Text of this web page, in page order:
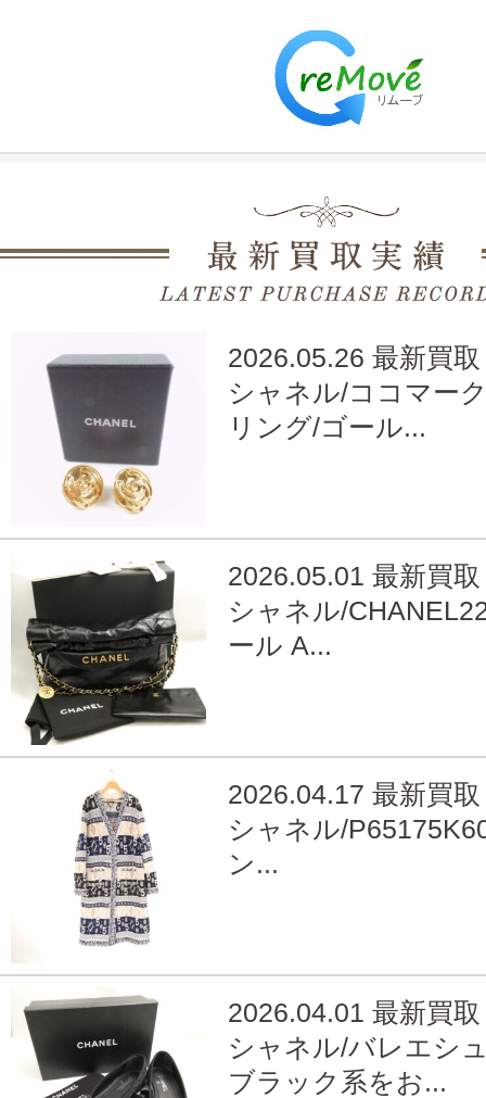
2026.05.26 最新買取
シャネル/ココマー
リング/ゴール...
2026.05.01 最新買取
シャネル/
ール A...
2026.04.17 最新買取
シャネル/
ン...
2026.04.01 最新買取
シャネル/バレエシ
ブラック系をお...